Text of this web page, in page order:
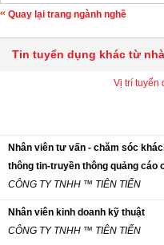
Quay lại trang ngành nghề
Tin tuyển dụng khác từ
Vị trí tuyển
Nhân viên tư vấn - chăm sóc
thông tin-truyền thông quảng cáo
CÔNG TY TNHH ™ TIÊN TIẾN
Nhân viên kinh doanh kỹ thuật
CÔNG TY TNHH ™ TIÊN TIẾN